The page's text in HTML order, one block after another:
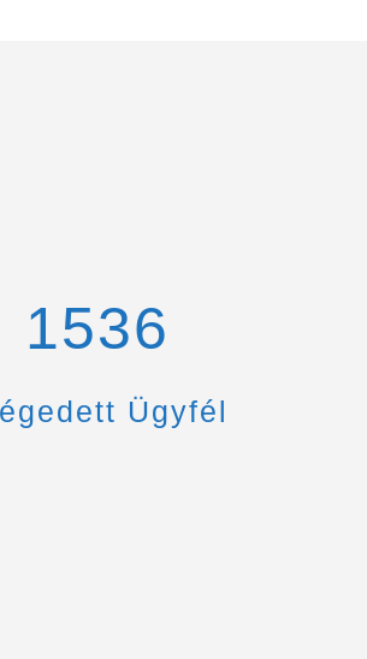
1670
Ügyfél